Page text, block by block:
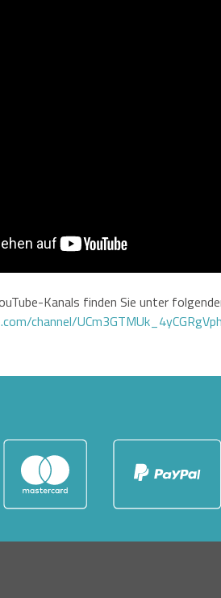
Kanals finden Sie unter
channel/